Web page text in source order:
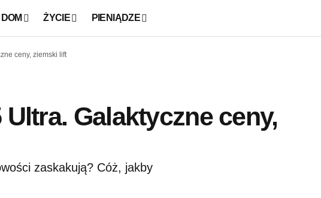
DOM ŻYCIE PIENIĄDZE
ceny, ziemski lift
Galaktyczne ceny,
zaskakują? Cóż, jakby